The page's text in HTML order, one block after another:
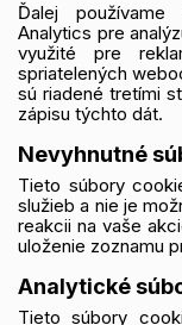
Ďalej
Analytics pre
využité pre
spriatelených
sú riadené tretími
zápisu týchto dát.
Nevyhnutné
Tieto súbory
služieb a nie je
reakcii na vaše
uloženie zoznamu
Analytické
Tieto súbory